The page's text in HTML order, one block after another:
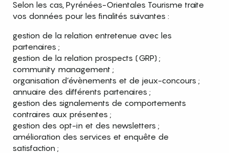
Selon les cas, Pyrénées-Orientales Tourisme traite
vos données pour les finalités suivantes :
gestion de la relation entretenue avec les
partenaires ;
gestion de la relation prospects (GRP) ;
community management ;
organisation d’évènements et de jeux-concours ;
annuaire des différents partenaires ;
gestion des signalements de comportements
contraires aux présentes ;
gestion des opt-in et des newsletters ;
amélioration des services et enquête de
satisfaction ;